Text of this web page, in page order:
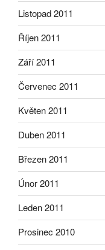
Listopad 2011
Říjen 2011
Září 2011
Červenec 2011
Květen 2011
Duben 2011
Březen 2011
Únor 2011
Leden 2011
Prosinec 2010